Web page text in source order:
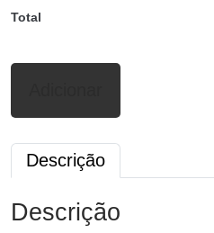
Total
Descrição
Descrição